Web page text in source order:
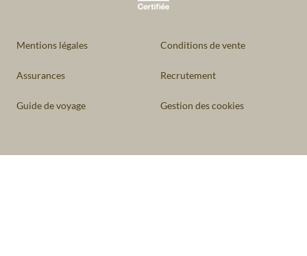
Mentions légales Conditions de vente
Assurances Recrutement
Guide de voyage Gestion des cookies